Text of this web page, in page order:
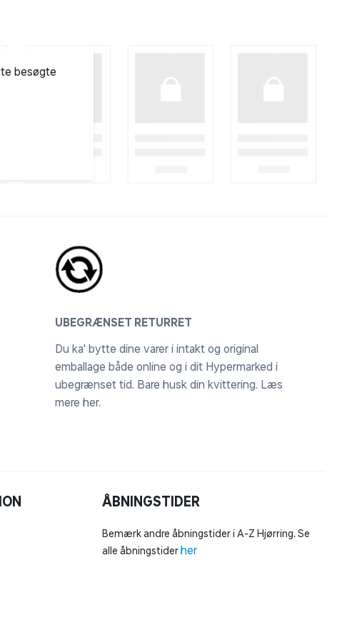
besøgte
UBEGRÆNSET RETURRET
Du ka' bytte dine varer i intakt og original
emballage både online og i dit Hypermarked i
ubegrænset tid. Bare husk din kvittering. Læs
mere her.
ÅBNINGSTIDER
Bemærk andre åbningstider i A-Z Hjørring. Se
alle åbningstiderher